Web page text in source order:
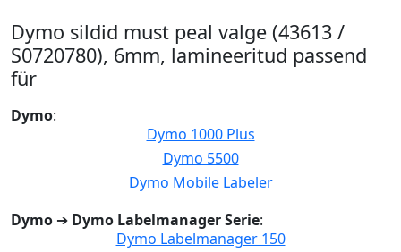
Dymo sildid must peal valge (43613 /
S0720780), 6mm, lamineeritud passend
für
Dymo:
Dymo 1000 Plus
Dymo 5500
Dymo Mobile Labeler
Dymo ➔ Dymo Labelmanager Serie:
Dymo Labelmanager 150